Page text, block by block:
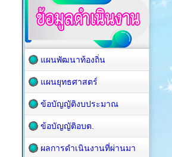
แผนพัฒนาท้องถิ่น
แผนยุทธศาสตร์
ข้อบัญญัติงบประมาณ
ข้อบัญญัติอบต.
ผลการดำเนินงานที่ผ่านมา